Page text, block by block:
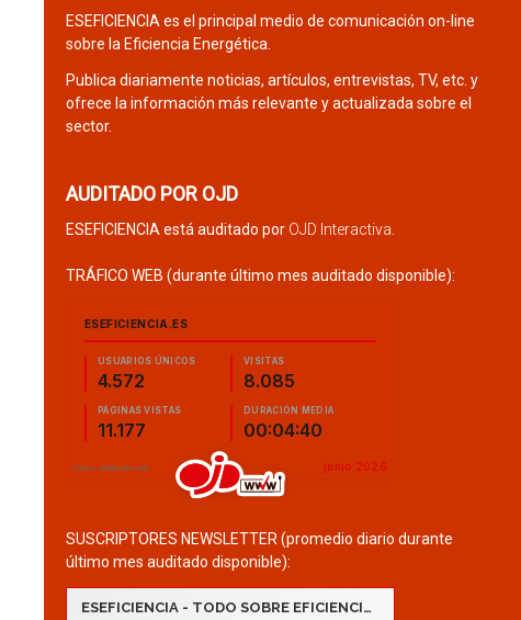
ESEFICIENCIA es el principal medio de comunicación on-line
sobre la Eficiencia Energética.
Publica diariamente noticias, artículos, entrevistas, TV, etc. y
ofrece la información más relevante y actualizada sobre el
sector.
AUDITADO POR OJD
ESEFICIENCIA está auditado por OJD Interactiva
TRÁFICO WEB (durante último mes auditado disponible):
SUSCRIPTORES NEWSLETTER (promedio diario durante
último mes auditado disponible):